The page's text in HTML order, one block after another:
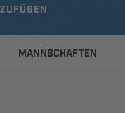
MANNSCHAFTEN